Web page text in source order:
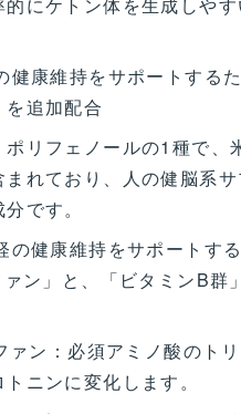
にケトン体を生成しや
康維持をサポートするた
を追加配合
リフェノールの1種で、
れており、人の健脳系
です。
健康維持をサポートする
ァン」と、「ビタミンB群
ン：必須アミノ酸のト
ニンに変化します。